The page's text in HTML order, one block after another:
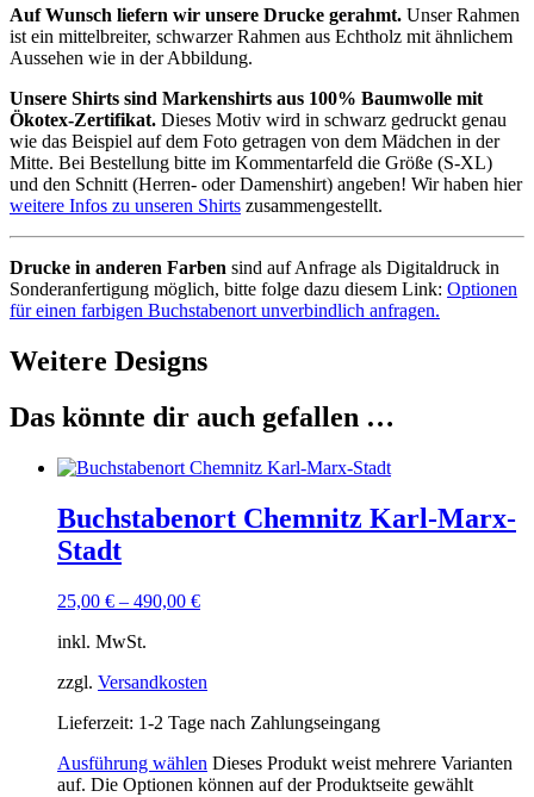
Auf Wunsch liefern wir unsere Drucke gerahmt. Unser Rahmen
ist ein mittelbreiter, schwarzer Rahmen aus Echtholz mit ähnlichem
Aussehen wie in der Abbildung.
Unsere Shirts sind Markenshirts aus 100% Baumwolle mit
Ökotex-Zertifikat. Dieses Motiv wird in schwarz gedruckt genau
wie das Beispiel auf dem Foto getragen von dem Mädchen in der
Mitte. Bei Bestellung bitte im Kommentarfeld die Größe (S-XL)
und den Schnitt (Herren- oder Damenshirt) angeben! Wir haben hier
weitere Infos zu unseren Shirts zusammengestellt.
Drucke in anderen Farben sind auf Anfrage als Digitaldruck in
Sonderanfertigung möglich, bitte folge dazu diesem Link: Optionen
für einen farbigen Buchstabenort unverbindlich anfragen.
Weitere Designs
Das könnte dir auch gefallen …
Buchstabenort Chemnitz Karl-Marx-
Stadt
25,00 € – 490,00 €
inkl. MwSt.
zzgl. Versandkosten
Lieferzeit: 1-2 Tage nach Zahlungseingang
Ausführung wählen Dieses Produkt weist mehrere Varianten
auf. Die Optionen können auf der Produktseite gewählt